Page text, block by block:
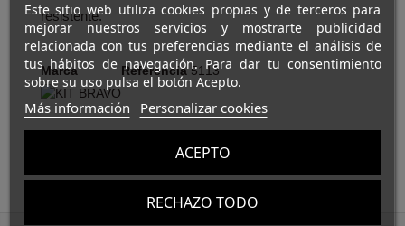
resistente.
Marca Referencia 5113
Este sitio web utiliza cookies propias y de terceros para
mejorar nuestros servicios y mostrarte publicidad
relacionada con tus preferencias mediante el análisis de
tus hábitos de navegación. Para dar tu consentimiento
sobre su uso pulsa el botón Acepto.
Más información Personalizar cookies
RECHAZO TODO
ACEPTO